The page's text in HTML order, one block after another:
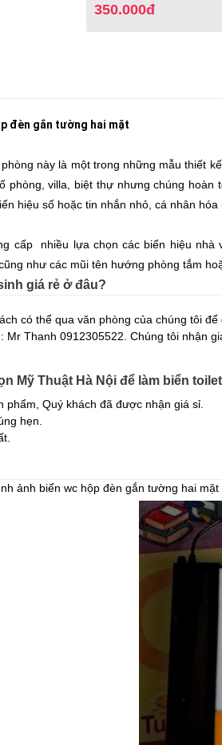
350.000đ
đèn gắn tường hai mặt
này là một trong những mẫu thiết
phòng, villa, biệt thự nhưng chúng
hiệu số hoặc tin nhắn nhỏ, cá nhân
cấp nhiều lựa chọn các biển hiệu
như các mũi tên hướng phòng tắm
giá rẻ ở đâu?
có thể qua văn phòng của chúng tôi
Mr Thanh 0912305522. Chúng tôi nhận
Mỹ Thuật Hà Nội để làm biển
phẩm, Quý khách đã được nhận giá sỉ.
hẹn.
ảnh biển wc hộp đèn gắn tường hai mặt